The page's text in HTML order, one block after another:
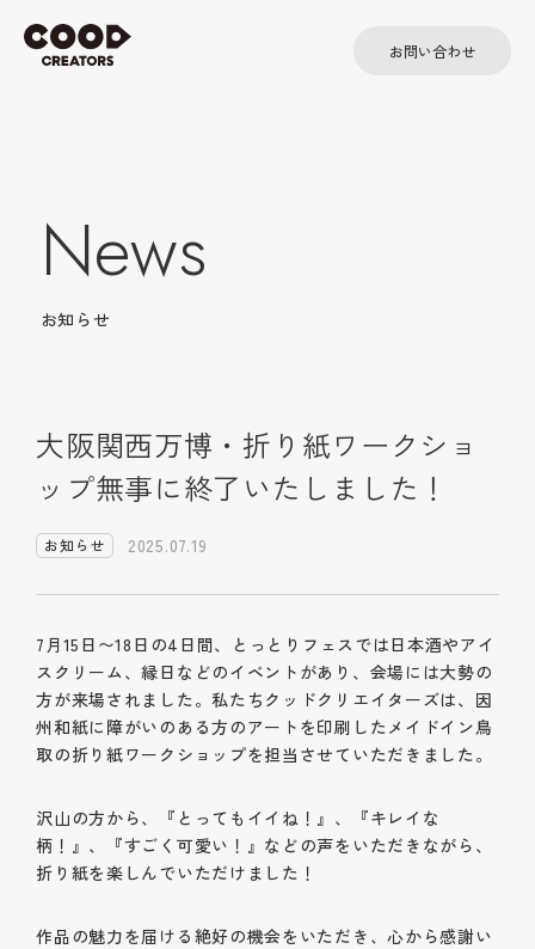
お問い合わせ
News
お知らせ
大阪関西万博・折り紙ワークショ
ップ無事に終了いたしました！
お知らせ 2025.07.19
7月15日〜18日の4日間、とっとりフェスでは日本酒やアイ
スクリーム、縁日などのイベントがあり、会場には大勢の
方が来場されました。私たちクッドクリエイターズは、因
州和紙に障がいのある方のアートを印刷したメイドイン鳥
取の折り紙ワークショップを担当させていただきました。
沢山の方から、『とってもイイね！』、『キレイな
柄！』、『すごく可愛い！』などの声をいただきながら、
折り紙を楽しんでいただけました！
作品の魅力を届ける絶好の機会をいただき、心から感謝い